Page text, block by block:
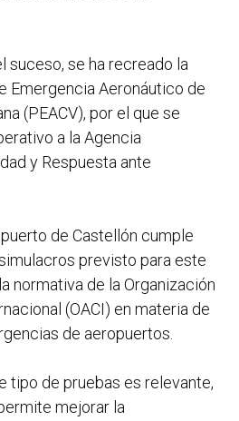
suceso, se ha recreado la
Emergencia Aeronáutico de
(PEACV), por el que se
a la Agencia
y Respuesta ante
de Castellón cumple
previsto para este
normativa de la Organización
(OACI) en materia de
de aeropuertos.
tipo de pruebas es relevante,
mejorar la